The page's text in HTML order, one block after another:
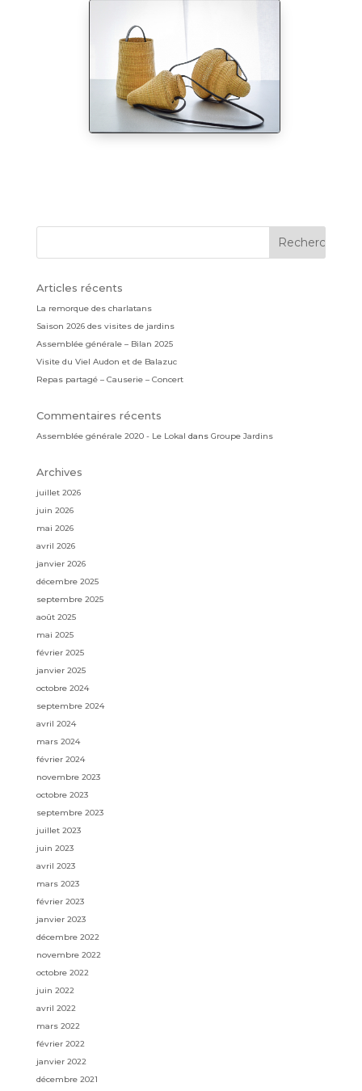
Articles récents
La remorque des charlatans
Saison 2026 des visites de jardins
Assemblée générale – Bilan 2025
Visite du Viel Audon et de Balazuc
Repas partagé – Causerie – Concert
Commentaires récents
Assemblée générale 2020 - Le Lokal dans Groupe Jardins
Archives
juillet 2026
juin 2026
mai 2026
avril 2026
janvier 2026
décembre 2025
septembre 2025
août 2025
mai 2025
février 2025
janvier 2025
octobre 2024
septembre 2024
avril 2024
mars 2024
février 2024
novembre 2023
octobre 2023
septembre 2023
juillet 2023
juin 2023
avril 2023
mars 2023
février 2023
janvier 2023
décembre 2022
novembre 2022
octobre 2022
juin 2022
avril 2022
mars 2022
février 2022
janvier 2022
décembre 2021